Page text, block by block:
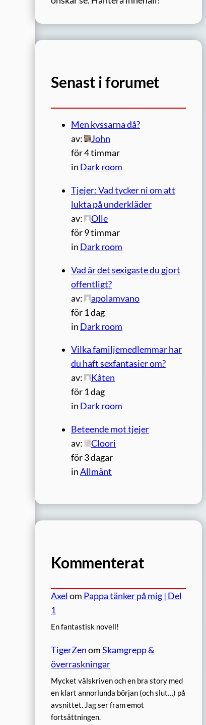
Senast i forumet
Men kyssarna då?
av:
John
för 4 timmar
in Dark room
Tjejer: Vad tycker ni om att
lukta på underkläder
av:
Olle
för 9 timmar
in Dark room
Vad är det sexigaste du gjort
offentligt?
av:
apolamvano
för 1 dag
in Dark room
Vilka familjemedlemmar har
du haft sexfantasier om?
av:
Kåten
för 1 dag
in Dark room
Beteende mot tjejer
av:
Cloori
för 3 dagar
inAllmänt
Kommenterat
Axelom Pappa tänker på mig | Del
1
En fantastisk novell!
TigerZenomSkamgrepp &
överraskningar
Mycket välskriven och en bra story med
en klart annorlunda början (och slut…) på
avsnittet. Jag ser fram emot
fortsättningen.